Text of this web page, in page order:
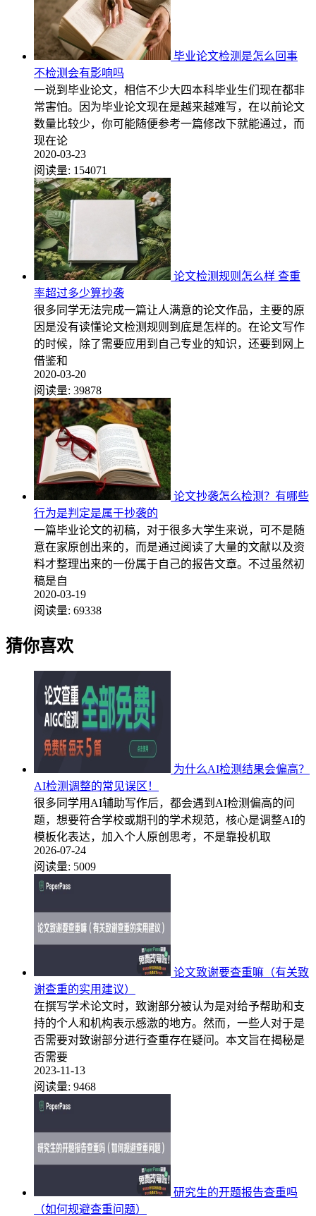
毕业论文检测是怎么回事
不检测会有影响吗
一说到毕业论文，相信不少大四本科毕业生们现在都非
常害怕。因为毕业论文现在是越来越难写，在以前论文
数量比较少，你可能随便参考一篇修改下就能通过，而
现在论
2020-03-23
阅读量: 154071
论文检测规则怎么样 查重
率超过多少算抄袭
很多同学无法完成一篇让人满意的论文作品，主要的原
因是没有读懂论文检测规则到底是怎样的。在论文写作
的时候，除了需要应用到自己专业的知识，还要到网上
借鉴和
2020-03-20
阅读量: 39878
论文抄袭怎么检测？有哪些
行为是判定是属于抄袭的
一篇毕业论文的初稿，对于很多大学生来说，可不是随
意在家原创出来的，而是通过阅读了大量的文献以及资
料才整理出来的一份属于自己的报告文章。不过虽然初
稿是自
2020-03-19
阅读量: 69338
猜你喜欢
为什么AI检测结果会偏高？
AI检测调整的常见误区！
很多同学用AI辅助写作后，都会遇到AI检测偏高的问
题，想要符合学校或期刊的学术规范，核心是调整AI的
模板化表达，加入个人原创思考，不是靠投机取
2026-07-24
阅读量: 5009
论文致谢要查重嘛（有关致
谢查重的实用建议）
在撰写学术论文时，致谢部分被认为是对给予帮助和支
持的个人和机构表示感激的地方。然而，一些人对于是
否需要对致谢部分进行查重存在疑问。本文旨在揭秘是
否需要
2023-11-13
阅读量: 9468
研究生的开题报告查重吗
（如何规避查重问题）